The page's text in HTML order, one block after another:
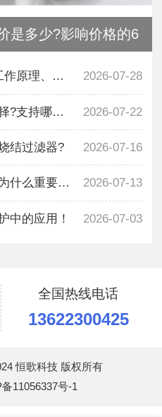
是多少?影响价格的6
气动消音器有什么作用?工作原理、材质及选 2026-07-28
粉末烧结滤管厂家如何选择?支持哪些尺寸定 2026-07-22
结过滤器? 2026-07-16
粉末烧结滤芯孔径均匀性为什么重要?解析过 2026-07-13
中的应用！ 2026-07-03
全国热线电话
13622300425
恒歌科技 版权所有
11056337号-1